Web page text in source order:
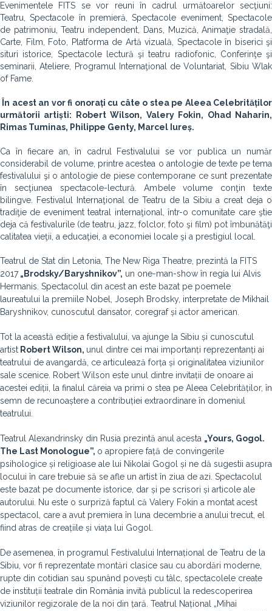
Evenimentele FITS se vor reuni în cadrul următoarelor secţiuni:
Teatru, Spectacole în premieră, Spectacole eveniment, Spectacole
de patrimoniu, Teatru independent, Dans, Muzică, Animaţie stradală,
Carte, Film, Foto, Platforma de Artă vizuală, Spectacole în biserici şi
situri istorice, Spectacole lectură şi teatru radiofonic, Conferinţe şi
seminarii, Ateliere, Programul Internaţional de Voluntariat, Sibiu Wlak
of Fame.
În acest an vor fi onorați cu câte o stea pe Aleea Celebrităților
următorii artiști: Robert Wilson, Valery Fokin, Ohad Naharin,
Rimas Tuminas, Philippe Genty, Marcel Iureș.
Ca în fiecare an, în cadrul Festivalului se vor publica un număr
considerabil de volume, printre acestea o antologie de texte pe tema
festivalului şi o antologie de piese contemporane ce sunt prezentate
în secţiunea spectacole-lectură. Ambele volume conţin texte
bilingve. Festivalul Internaţional de Teatru de la Sibiu a creat deja o
tradiţie de eveniment teatral internaţional, într-o comunitate care ştie
deja că festivalurile (de teatru, jazz, folclor, foto şi film) pot îmbunătăţi
calitatea vieţii, a educaţiei, a economiei locale şi a prestigiul local.
Teatrul de Stat din Letonia, The New Riga Theatre, prezintă la FITS
2017„Brodsky/Baryshnikov”, un one-man-show în regia lui Alvis
Hermanis. Spectacolul din acest an este bazat pe poemele
laureatului la premiile Nobel, Joseph Brodsky, interpretate de Mikhail
Baryshnikov, cunoscutul dansator, coregraf și actor american.
Tot la această ediție a festivalului, va ajunge la Sibiu și cunoscutul
artist Robert Wilson, unul dintre cei mai importanți reprezentanți ai
teatrului de avangardă, ce articulează forța și originalitatea viziunilor
sale scenice. Robert Wilson este unul dintre invitații de onoare ai
acestei ediții, la finalul căreia va primi o stea pe Aleea Celebrităților, în
semn de recunoaștere a contribuției extraordinare în domeniul
teatrului.
Teatrul Alexandrinsky din Rusia prezintă anul acesta „Yours, Gogol.
The Last Monologue”, o apropiere față de convingerile
psihologice și religioase ale lui Nikolai Gogol și ne dă sugestii asupra
locului în care trebuie să se afle un artist în ziua de azi. Spectacolul
este bazat pe documente istorice, dar și pe scrisori și articole ale
autorului. Nu este o surpriză faptul că Valery Fokin a montat acest
spectacol, care a avut premiera în luna decembrie a anului trecut, el
fiind atras de creațiile și viața lui Gogol.
De asemenea, în programul Festivalului Internațional de Teatru de la
Sibiu, vor fi reprezentate montări clasice sau cu abordări moderne,
rupte din cotidian sau spunând povești cu tâlc, spectacolele create
de instituții teatrale din România invită publicul la redescoperirea
viziunilor regizorale de la noi din țară. Teatrul Național „Mihai